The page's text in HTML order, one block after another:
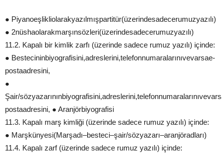
● Piyanoeşlikliolarakyazılmışpartitür(üzerindesadecerumuzyazılı)
● 2nüshaolarakmarşınsözleri(üzerindesadecerumuzyazılı)
11.2. Kapalı bir kimlik zarfı (üzerinde sadece rumuz yazılı) içinde:
● Bestecininbiyografisini,adreslerini,telefonnumaralarınıvevarsae-
postaadresini,
●
Şair/
postaadresini, ● Aranjörbiyografisi
11.3. Kapalı marş kimliği (üzerinde sadece rumuz yazılı) içinde:
● Marşkünyesi(Marşadı–besteci–şair/sözyazarı–aranjöradları)
11.4. Kapalı zarf (üzerinde sadece rumuz yazılı) içinde: